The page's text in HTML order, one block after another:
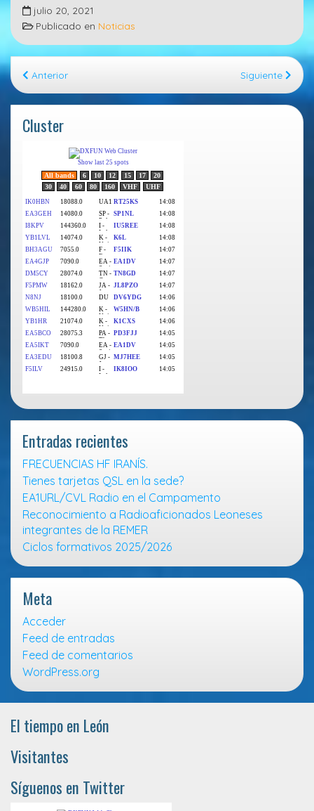
a
t
p
l
e
a
m
i
julio 20, 2021
Publicado en Noticias
Anterior Siguiente
Cluster
Entradas recientes
FRECUENCIAS HF IRANÍS.
Tienes tarjetas QSL en la sede?
EA1URL/CVL Radio en el Campamento
Reconocimiento a Radioaficionados Leoneses
integrantes de la REMER
Ciclos formativos 2025/2026
Meta
Acceder
Feed de entradas
Feed de comentarios
WordPress.org
El tiempo en León
Visitantes
Síguenos en Twitter